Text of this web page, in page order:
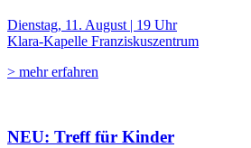
Dienstag, 11. August | 19 Uhr
Klara-Kapelle Franziskuszentrum
> mehr erfahren
NEU: Treff für Kinder